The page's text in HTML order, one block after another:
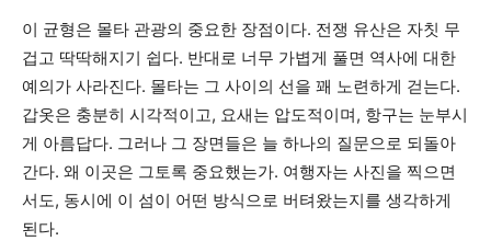
이 균형은 몰타 관광의 중요한 장점이다. 전쟁 유산은 자칫 무
겁고 딱딱해지기 쉽다. 반대로 너무 가볍게 풀면 역사에 대한
예의가 사라진다. 몰타는 그 사이의 선을 꽤 노련하게 걷는다.
갑옷은 충분히 시각적이고, 요새는 압도적이며, 항구는 눈부시
게 아름답다. 그러나 그 장면들은 늘 하나의 질문으로 되돌아
간다. 왜 이곳은 그토록 중요했는가. 여행자는 사진을 찍으면
서도, 동시에 이 섬이 어떤 방식으로 버텨왔는지를 생각하게
된다.